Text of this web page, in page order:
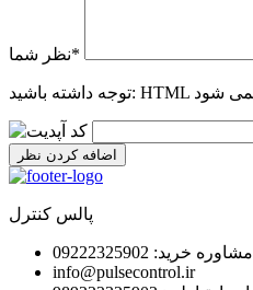
نظر شما*
توجه داشته باشید:
اضافه کردن نظر
پالس کنترل
مشاوره خرید: 09222325902
info@pulsecontrol.ir